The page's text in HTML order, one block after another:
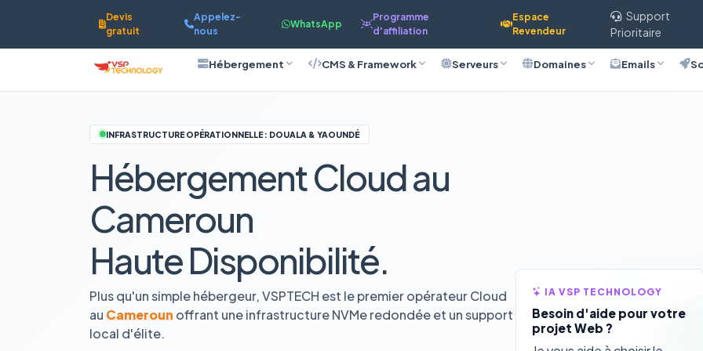
Devis
gratuit
Appelez-
nous
WhatsApp
Programme
d'affiliation
Espace
Revendeur
Support
Prioritaire
Hébergement CMS & Framework Serveurs Domaines Emails
INFRASTRUCTURE OPÉRATIONNELLE : DOUALA & YAOUNDÉ
Hébergement Cloud au
Cameroun
Haute Disponibilité.
Plus qu'un simple hébergeur, VSPTECH est le premier opérateur Cloud
au Cameroun offrant une infrastructure NVMe redondée et un support
local d'élite.
IA VSP TECHNOLOGY
Besoin d'aide pour votre
projet Web ?